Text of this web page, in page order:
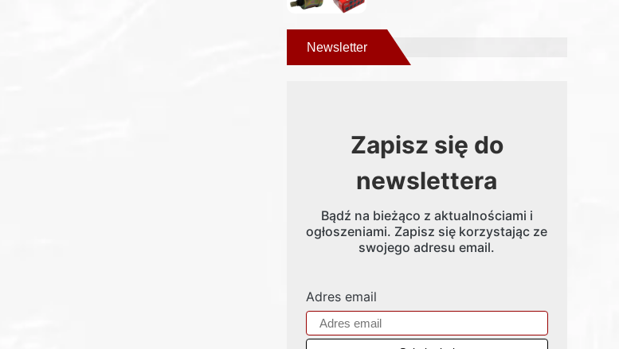
Newsletter
Zapisz się do
newslettera
Bądź na bieżąco z aktualnościami i
ogłoszeniami. Zapisz się korzystając ze
swojego adresu email.
Adres email